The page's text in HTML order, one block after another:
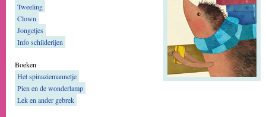
Tweeling
Clown
Jongetjes
Info schilderijen
Boeken
Het spinaziemannetje
Pien en de wonderlamp
Lek en ander gebrek